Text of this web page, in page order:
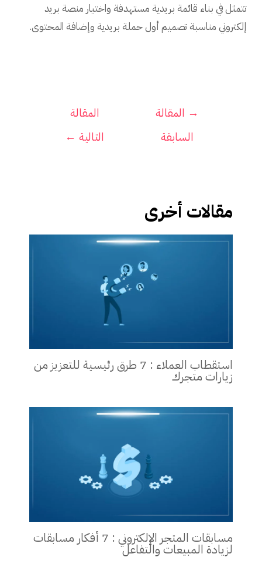
تتمثل في بناء قائمة بريدية مستهدفة واختيار منصة بريد
إلكتروني مناسبة تصميم أول حملة بريدية وإضافة المحتوى.
→ المقالة
السابقة
المقالة
التالية ←
مقالات أخرى
استقطاب العملاء : 7 طرق رئيسية للتعزيز من
زيارات متجرك
مسابقات المتجر الإلكتروني : 7 أفكار مسابقات
لزيادة المبيعات والتفاعل